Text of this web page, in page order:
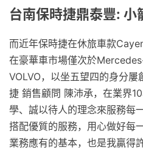
台南保時捷鼎泰豐: 小
而近年保時捷在休旅車款
在豪華車市場僅次於
VOLVO，以坐五望四的身分
捷 銷售顧問 陳沛承，在業界
學、誠以待人的理念來服務每
搭配優質的服務，用心做好每
業務應有的基本，也是我贏得